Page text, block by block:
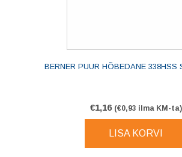
BERNER PUUR HÕBEDANE 338HSS
€1,16 (€0,93 ilma KM-ta)
LISA KORVI